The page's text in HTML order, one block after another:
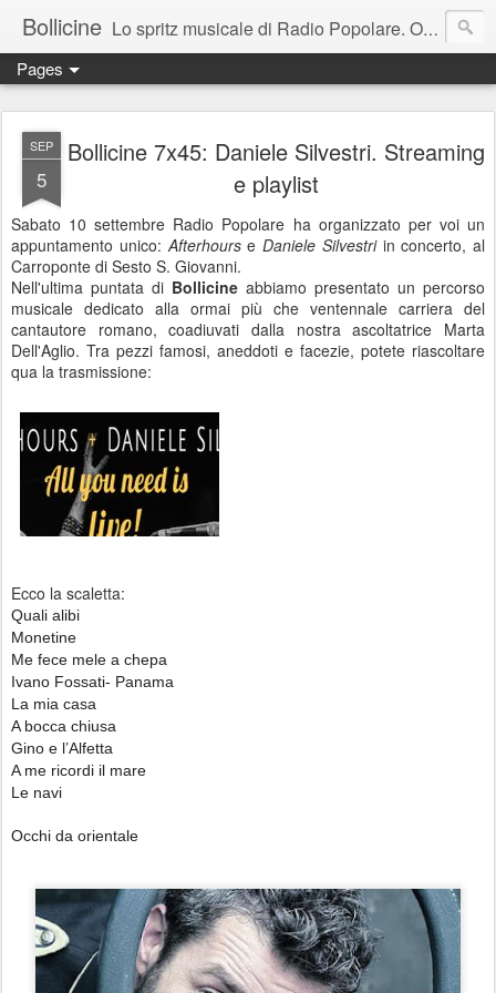
Bollicine Lo spritz musicale di Radio Popolare. Ogni domenica dalle 16.30 alle 17.30
Pages
SEP
5
Bollicine 7x45: Daniele Silvestri. Streaming
e playlist
Sabato 10 settembre Radio Popolare ha organizzato per voi un
appuntamento unico:Afterhourse Daniele Silvestriin concerto, al
Carroponte di Sesto S. Giovanni.
Nell'ultima puntata di Bollicine abbiamo presentato un percorso
musicale dedicato alla ormai più che ventennale carriera del
cantautore romano, coadiuvati dalla nostra ascoltatrice Marta
Dell'Aglio. Tra pezzi famosi, aneddoti e facezie, potete riascoltare
qua la trasmissione:
Ecco la scaletta:
Quali alibi
Monetine
Me fece mele a chepa
Ivano Fossati- Panama
La mia casa
A bocca chiusa
Gino e l’Alfetta
A me ricordi il mare
Le navi
Occhi da orientale